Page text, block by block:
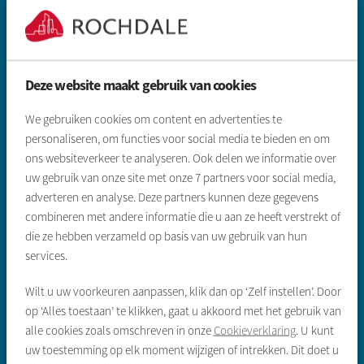
Deze website maakt gebruik van cookies
We gebruiken cookies om content en advertenties te
personaliseren, om functies voor social media te bieden en om
ons websiteverkeer te analyseren. Ook delen we informatie over
uw gebruik van onze site met onze7 partners voor social media,
adverteren en analyse. Deze partners kunnen deze gegevens
combineren met andere informatie die u aan ze heeft verstrekt of
die ze hebben verzameld op basis van uw gebruik van hun
services.
Wilt u uw voorkeuren aanpassen, klik dan op ‘Zelf instellen’. Door
op ‘Alles toestaan’ te klikken, gaat u akkoord met het gebruik van
alle cookies zoals omschreven in onze Cookieverklaring. U kunt
uw toestemming op elk moment wijzigen of intrekken. Dit doet u
Zoeken & aanbod
Sociale huurwoning
Vrije sector huurwoning
Koopwoningen
Gegevens inleveren sociale huur
Direct regelen
Reparatie melden
Huur opzeggen